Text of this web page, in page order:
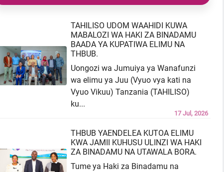
Juma M. Karibona
Naibu Katibu Mtendaji
TAHILISO UDOM WAAHIDI KUWA
MABALOZI WA HAKI ZA BINADAMU
BAADA YA KUPATIWA ELIMU NA
THBUB.
Uongozi wa Jumuiya ya Wanafunzi
wa elimu ya Juu (Vyuo vya kati na
Vyuo Vikuu) Tanzania (TAHILISO)
ku...
17 Jul, 2026
THBUB YAENDELEA KUTOA ELIMU
KWA JAMII KUHUSU ULINZI WA HAKI
ZA BINADAMU NA UTAWALA BORA.
Tume ya Haki za Binadamu na